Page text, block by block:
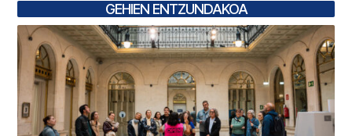
GEHIEN ENTZUNDAKOA